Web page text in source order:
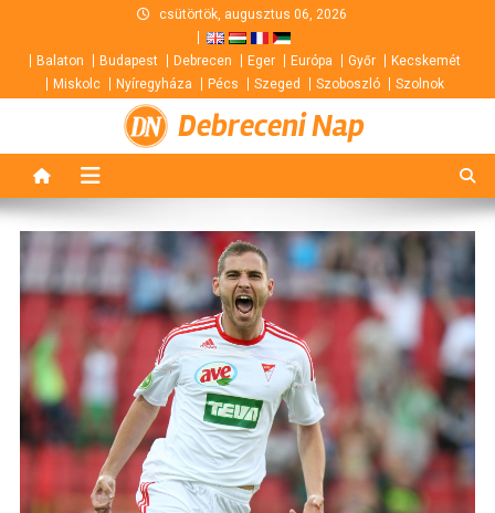
content
csütörtök, augusztus 06, 2026
Balaton Budapest Debrecen Eger Európa Győr
Kecskemét
Miskolc
Nyíregyháza Pécs Szeged Szoboszló Szolnok
Debreceni Nap